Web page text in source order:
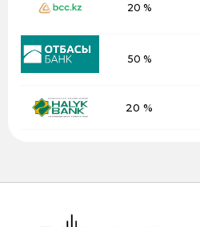
20 %
50 %
20 %